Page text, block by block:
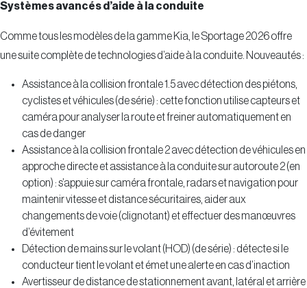
Systèmes avancés d’aide à la conduite
Comme tous les modèles de la gamme Kia, le Sportage 2026 offre
une suite complète de technologies d’aide à la conduite. Nouveautés :
Assistance à la collision frontale 1.5 avec détection des piétons,
cyclistes et véhicules (de série) : cette fonction utilise capteurs et
caméra pour analyser la route et freiner automatiquement en
cas de danger
Assistance à la collision frontale 2 avec détection de véhicules en
approche directe et assistance à la conduite sur autoroute 2 (en
option) : s’appuie sur caméra frontale, radars et navigation pour
maintenir vitesse et distance sécuritaires, aider aux
changements de voie (clignotant) et effectuer des manœuvres
d’évitement
Détection de mains sur le volant (HOD) (de série) : détecte si le
conducteur tient le volant et émet une alerte en cas d’inaction
Avertisseur de distance de stationnement avant, latéral et arrière